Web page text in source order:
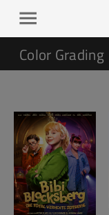
Color Grading